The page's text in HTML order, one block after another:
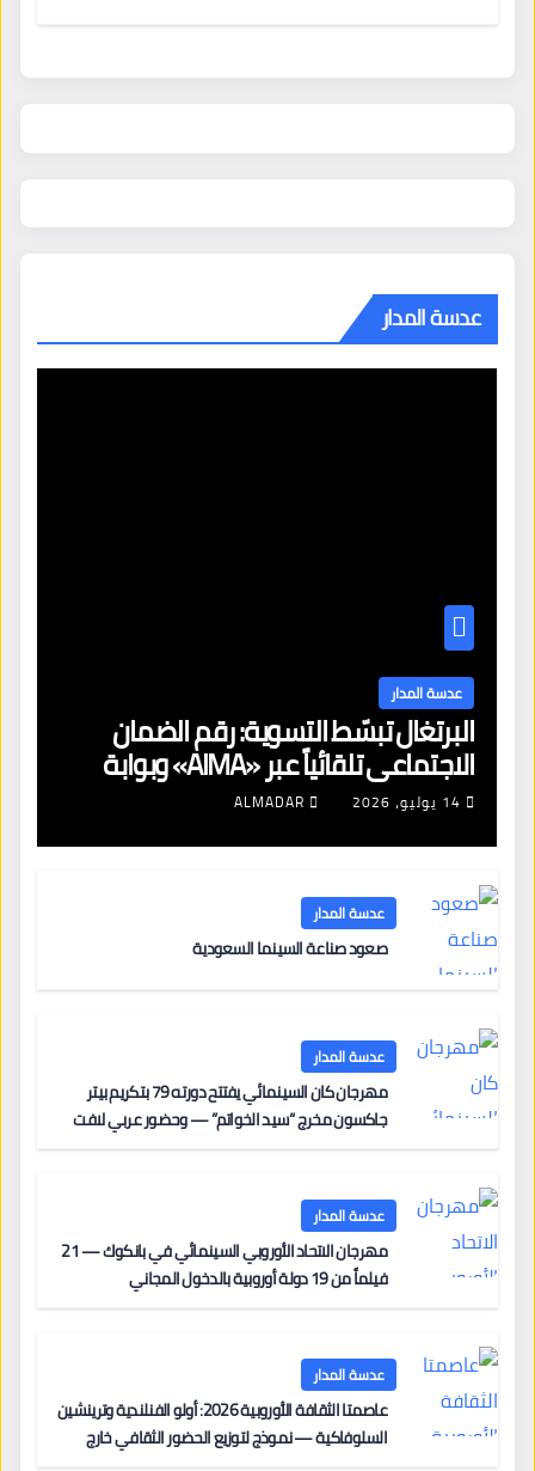
عدسة المدار
عدسة المدار
البرتغال تبسّط التسوية: رقم الضمان
الاجتماعي تلقائياً عبر «AIMA» وبوابة
جديدة لتجديد الإقامات
14 يوليو، 2026 ALMADAR
عدسة المدار
صعود صناعة السينما السعودية
عدسة المدار
مهرجان كان السينمائي يفتتح دورته 79 بتكريم بيتر
جاكسون مخرج “سيد الخواتم” — وحضور عربي لافت
عدسة المدار
مهرجان الاتحاد الأوروبي السينمائي في بانكوك — 21
فيلماً من 19 دولة أوروبية بالدخول المجاني
عدسة المدار
عاصمتا الثقافة الأوروبية 2026: أولو الفنلندية وترينشين
السلوفاكية — نموذج لتوزيع الحضور الثقافي خارج